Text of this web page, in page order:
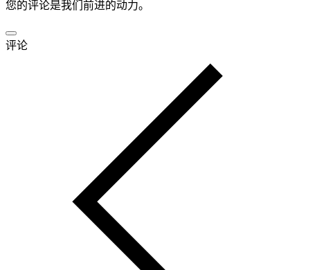
您的评论是我们前进的动力。
评论